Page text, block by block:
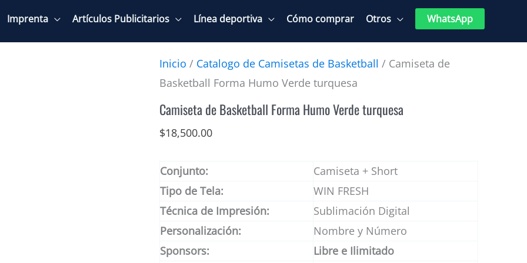
Imprenta Artículos Publicitarios Línea deportiva Cómo comprar Otros WhatsApp
Inicio / Catalogo de Camisetas de Basketball / Camiseta de
Basketball Forma Humo Verde turquesa
Camiseta de Basketball Forma Humo Verde turquesa
$18,500.00
Conjunto:
Camiseta + Short
Tipo de Tela:
WIN FRESH
Técnica de Impresión:
Sublimación Digital
Personalización:
Nombre y Número
Sponsors:
Libre e Ilimitado